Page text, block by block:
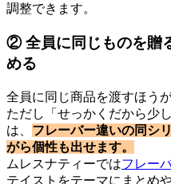
調整できます。
② 全員に同じものを贈
める
全員に同じ商品を渡すほう
ただし「せっかくだから少
は、 フレーバー違いの同シ
がら個性も出せます。
ムレスナティーではフレー
テイストをテーマにまとめ